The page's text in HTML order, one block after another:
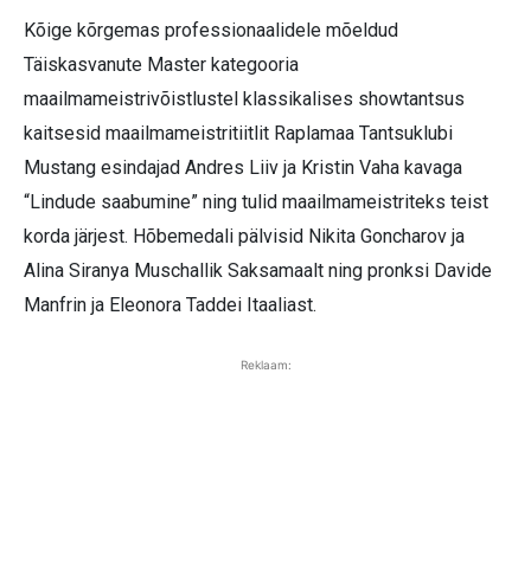
Kõige kõrgemas professionaalidele mõeldud
Täiskasvanute Master kategooria
maailmameistrivõistlustel klassikalises showtantsus
kaitsesid maailmameistritiitlit Raplamaa Tantsuklubi
Mustang esindajad Andres Liiv ja Kristin Vaha kavaga
“Lindude saabumine” ning tulid maailmameistriteks teist
korda järjest. Hõbemedali pälvisid Nikita Goncharov ja
Alina Siranya Muschallik Saksamaalt ning pronksi Davide
Manfrin ja Eleonora Taddei Itaaliast.
Reklaam: